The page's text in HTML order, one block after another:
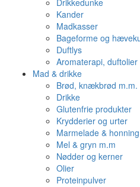
Drikkedunke
Kander
Madkasser
Bageforme og
Duftlys
Aromaterapi,
Mad & drikke
Brød, knækbrød m.m.
Drikke
Glutenfrie produkter
Krydderier og urter
Marmelade & honning
Mel & gryn m.m
Nødder og kerner
Olier
Proteinpulver